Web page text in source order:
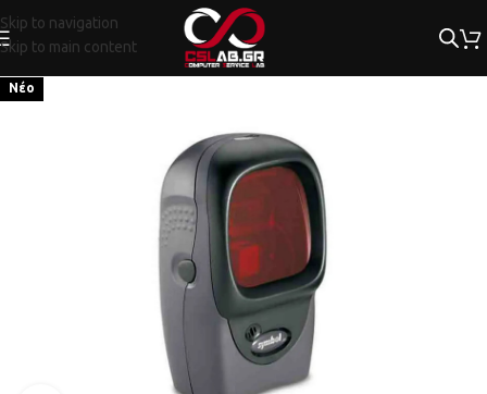
Skip to navigation
Skip to main content
Νέο